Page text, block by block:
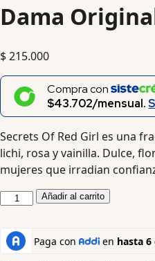
Dama
$215.000
Compra con
$43.702/mensual.
Secrets Of Red Girl es una
lichi, rosa y vainilla. Dulce,
mujeres que irradian
Añadir al carrito